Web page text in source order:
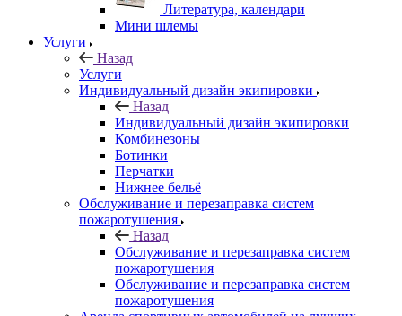
Литература, календари
Мини шлемы
Услуги
Назад
Услуги
Индивидуальный дизайн экипировки
Назад
Индивидуальный дизайн экипировки
Комбинезоны
Ботинки
Перчатки
Нижнее бельё
Обслуживание и перезаправка систем
пожаротушения
Назад
Обслуживание и перезаправка систем
пожаротушения
Обслуживание и перезаправка систем
пожаротушения